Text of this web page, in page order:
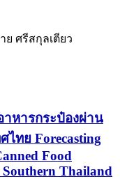
ศรีสกุลเตียว
หารกระป๋องผ่าน
ทย Forecasting
Food
Thailand